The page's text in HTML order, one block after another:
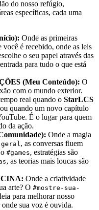
do nosso refúgio,
específicas, cada uma
Onde as primeiras
você é recebido, onde as leis
o seu papel através das
para tudo o que está
(Meu Conteúdo): O
com o mundo exterior.
real quando o StarLCS
quando um novo capítulo
É o lugar para quem
da ação.
Onde a magia
, as conversas fluem
#games, estratégias são
, as teorias mais loucas são
Onde a criatividade
arte? O #mostre-sua-
para melhorar nosso
sua voz é ouvida.